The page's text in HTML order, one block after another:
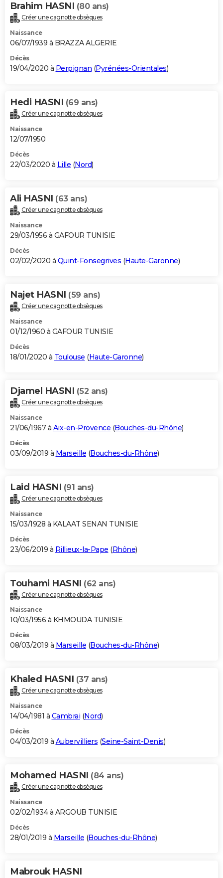
Brahim HASNI (80 ans)
Créer une cagnotte obsèques
Naissance
06/07/1939 à BRAZZA ALGERIE
Décès
19/04/2020 à Perpignan (Pyrénées-Orientales)
Hedi HASNI (69 ans)
Créer une cagnotte obsèques
Naissance
12/07/1950
Décès
22/03/2020 à Lille (Nord)
Ali HASNI (63 ans)
Créer une cagnotte obsèques
Naissance
29/03/1956 à GAFOUR TUNISIE
Décès
02/02/2020 à Quint-Fonsegrives (Haute-Garonne)
Najet HASNI (59 ans)
Créer une cagnotte obsèques
Naissance
01/12/1960 à GAFOUR TUNISIE
Décès
18/01/2020 à Toulouse (Haute-Garonne)
Djamel HASNI (52 ans)
Créer une cagnotte obsèques
Naissance
21/06/1967 à Aix-en-Provence (Bouches-du-Rhône)
Décès
03/09/2019 à Marseille (Bouches-du-Rhône)
Laid HASNI (91 ans)
Créer une cagnotte obsèques
Naissance
15/03/1928 à KALAAT SENAN TUNISIE
Décès
23/06/2019 à Rillieux-la-Pape (Rhône)
Touhami HASNI (62 ans)
Créer une cagnotte obsèques
Naissance
10/03/1956 à KHMOUDA TUNISIE
Décès
08/03/2019 à Marseille (Bouches-du-Rhône)
Khaled HASNI (37 ans)
Créer une cagnotte obsèques
Naissance
14/04/1981 à Cambrai (Nord)
Décès
04/03/2019 à Aubervilliers (Seine-Saint-Denis)
Mohamed HASNI (84 ans)
Créer une cagnotte obsèques
Naissance
02/02/1934 à ARGOUB TUNISIE
Décès
28/01/2019 à Marseille (Bouches-du-Rhône)
Mabrouk HASNI